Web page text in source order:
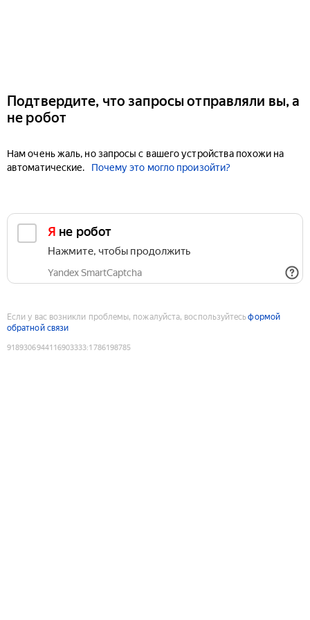
Подтвердите, что запросы отправляли вы, а
не робот
Нам очень жаль, но запросы с вашего устройства похожи на
автоматические.
Почему это могло произойти?
Я не робот
Нажмите, чтобы продолжить
Yandex SmartCaptcha
Если у вас возникли проблемы, пожалуйста, воспользуйтесьформой
обратной связи
9189306944116903333:1786198785